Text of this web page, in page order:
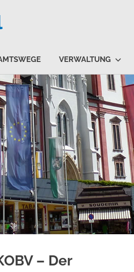
VERWALTUNG
– Der